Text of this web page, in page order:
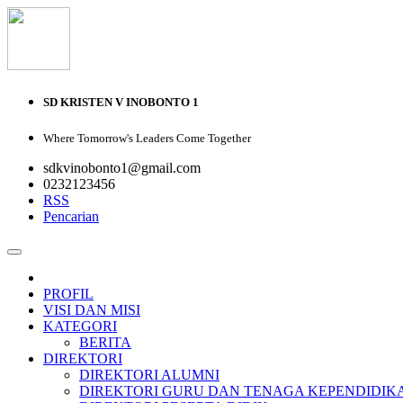
SD KRISTEN V INOBONTO 1
Where Tomorrow's Leaders Come Together
sdkvinobonto1@gmail.com
0232123456
RSS
Pencarian
PROFIL
VISI DAN MISI
KATEGORI
BERITA
DIREKTORI
DIREKTORI ALUMNI
DIREKTORI GURU DAN TENAGA